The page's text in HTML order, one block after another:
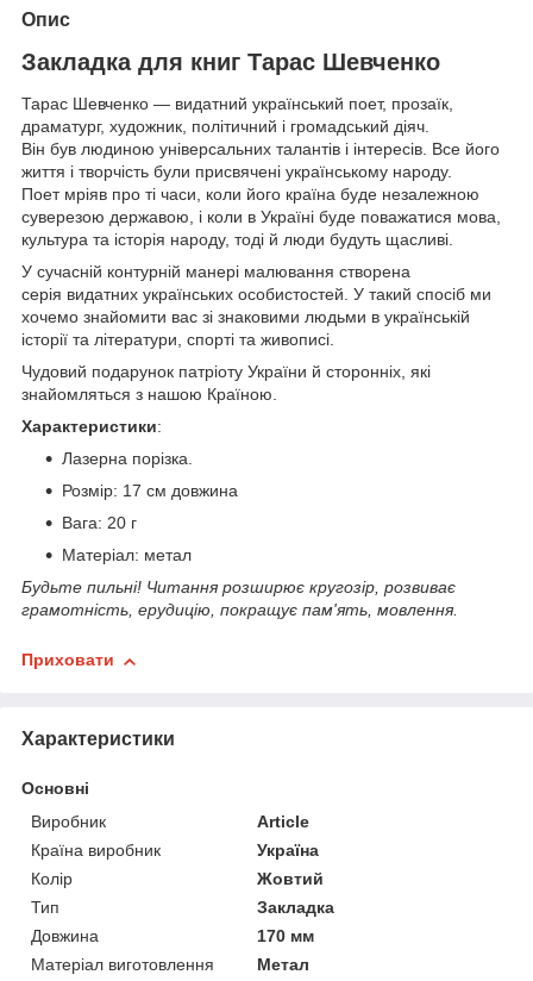
Опис
Закладка для книг Тарас Шевченко
Тарас Шевченко — видатний український поет, прозаїк,
драматург, художник, політичний і громадський діяч.
Він був людиною універсальних талантів і інтересів. Все його
життя і творчість були присвячені українському народу.
Поет мріяв про ті часи, коли його країна буде незалежною
суверезою державою, і коли в Україні буде поважатися мова,
культура та історія народу, тоді й люди будуть щасливі.
У сучасній контурній манері малювання створена
серія видатних українських особистостей. У такий спосіб ми
хочемо знайомити вас зі знаковими людьми в українській
історії та літератури, спорті та живописі.
Чудовий подарунок патріоту України й сторонніх, які
знайомляться з нашою Країною.
Характеристики:
Лазерна порізка.
Розмір: 17 см довжина
Вага: 20 г
Матеріал: метал
Будьте пильні! Читання розширює кругозір, розвиває
грамотність, ерудицію, покращує пам'ять, мовлення.
Приховати
Характеристики
Основні
Виробник
Article
Країна виробник
Україна
Колір
Жовтий
Тип
Закладка
Довжина
170 мм
Матеріал виготовлення
Метал